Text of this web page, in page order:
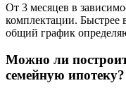
От 3 месяцев в
комплектации. Быстрее
общий график
Можно ли
семейную ипотеку?